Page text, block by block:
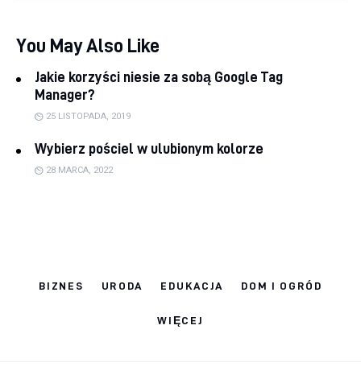
You May Also Like
Jakie korzyści niesie za sobą Google Tag
Manager?
25 LISTOPADA, 2019
Wybierz pościel w ulubionym kolorze
28 MARCA, 2022
BIZNES URODA EDUKACJA DOM I OGRÓD
WIĘCEJ